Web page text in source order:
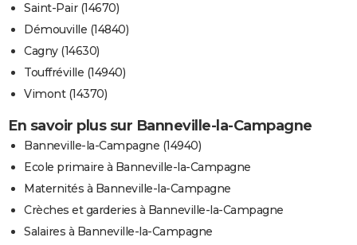
Saint-Pair (14670)
Démouville (14840)
Cagny (14630)
Touffréville (14940)
Vimont (14370)
En savoir plus sur Banneville-la-Campagne
Banneville-la-Campagne (14940)
Ecole primaire à Banneville-la-Campagne
Maternités à Banneville-la-Campagne
Crèches et garderies à Banneville-la-Campagne
Salaires à Banneville-la-Campagne